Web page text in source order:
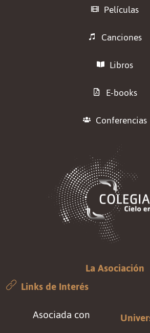
Películas
Canciones
Libros
E-books
Conferencias
La Asociación
Links de Interés
Asociada con